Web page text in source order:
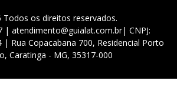
os direitos reservados.
| atendimento@guialat.com.br| CNPJ:
| Rua Copacabana 700, Residencial Porto
Caratinga - MG, 35317-000